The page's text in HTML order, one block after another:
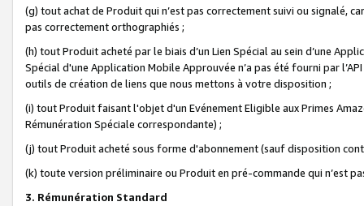
(g) tout achat de Produit qui n’est pas correctement suivi ou signalé,
pas correctement orthographiés ;
(h) tout Produit acheté par le biais d’un Lien Spécial au sein d’une
Spécial d'une Application Mobile Approuvée n’a pas été fourni par
outils de création de liens que nous mettons à votre disposition ;
(i) tout Produit faisant l'objet d'un Evénement Eligible aux Primes
Rémunération Spéciale correspondante) ;
(j) tout Produit acheté sous forme d'abonnement (sauf disposition
(k) toute version préliminaire ou Produit en pré-commande qui n’est
3. Rémunération Standard